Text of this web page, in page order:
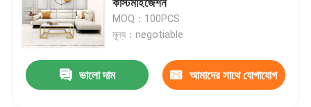
আমাদের সম্পর্কে
কারখানা ভ্রমণ
কাস্টমাইজেশন
MOQ：100PCS
মূল্য：negotiable
ভালো দাম আমাদের সাথে যোগাযোগ